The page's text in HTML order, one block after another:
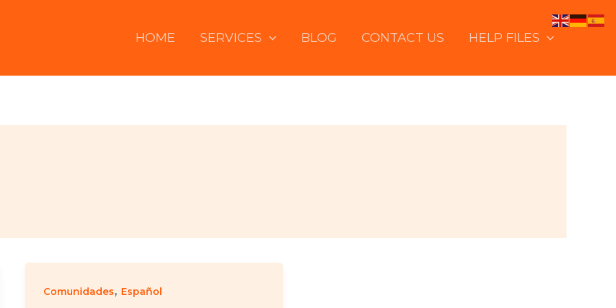
HOME SERVICES BLOG CONTACT US HELP FILES
Comunidades, Español